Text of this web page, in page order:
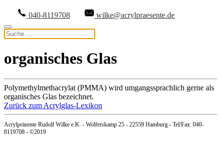
040-8119708 wilke@acrylpraesente.de
organisches Glas
Polymethylmethacrylat (PMMA) wird umgangssprachlich gerne als
organisches Glas bezeichnet.
Zurück zum Acrylglas-Lexikon
Acrylpräsente Rudolf Wilke e.K. - Wolferskamp 25 - 22559 Hamburg - Tel/Fax: 040-
8119708 - ©2019